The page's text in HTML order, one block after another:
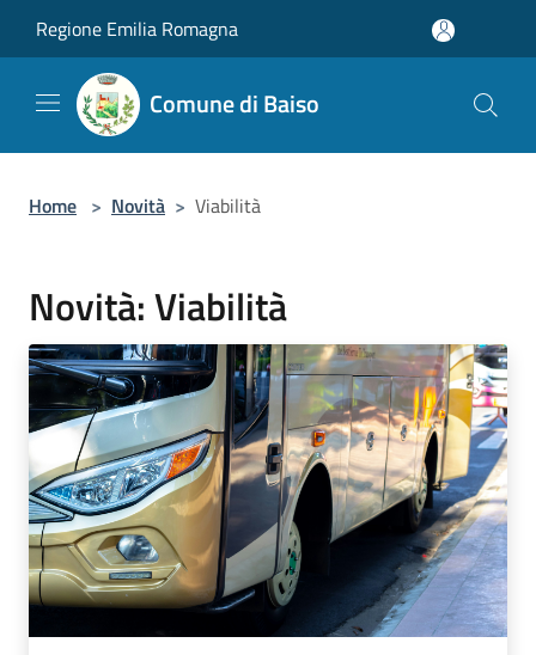
Regione Emilia Romagna
Comune di Baiso
Home > Novità > Viabilità
Novità: Viabilità